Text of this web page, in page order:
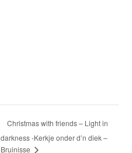
Christmas with friends – Light in
darkness -Kerkje onder d’n diek –
Bruinisse